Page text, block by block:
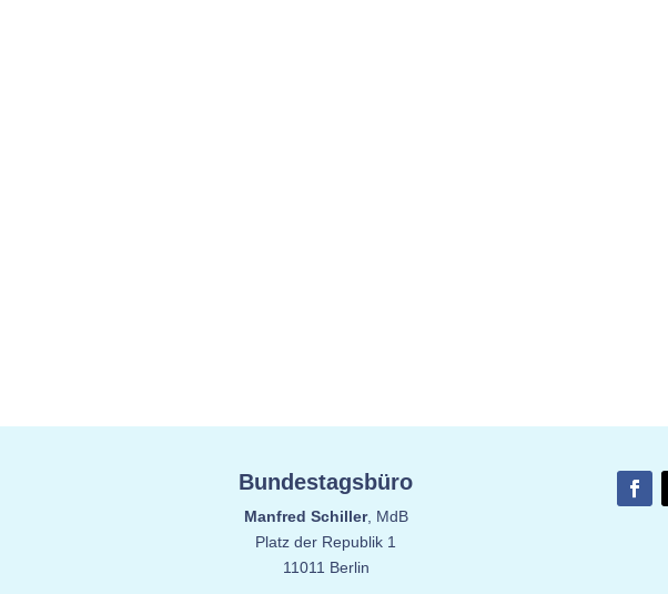
Bundestagsbüro
Manfred Schiller, MdB
Platz der Republik 1
11011 Berlin